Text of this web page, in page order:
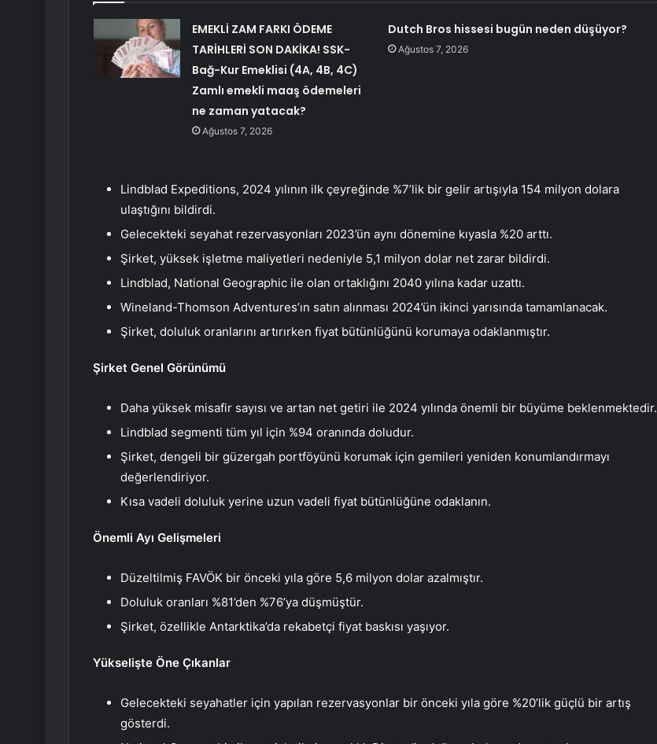
EMEKLİ ZAM FARKI ÖDEME
TARİHLERİ SON DAKİKA! SSK-
Bağ-Kur Emeklisi (4A, 4B, 4C)
Zamlı emekli maaş ödemeleri
ne zaman yatacak?
Ağustos 7, 2026
Dutch Bros hissesi bugün neden düşüyor?
Ağustos 7, 2026
Lindblad Expeditions, 2024 yılının ilk çeyreğinde %7’lik bir gelir artışıyla 154 milyon dolara
ulaştığını bildirdi.
Gelecekteki seyahat rezervasyonları 2023’ün aynı dönemine kıyasla %20 arttı.
Şirket, yüksek işletme maliyetleri nedeniyle 5,1 milyon dolar net zarar bildirdi.
Lindblad, National Geographic ile olan ortaklığını 2040 yılına kadar uzattı.
Wineland-Thomson Adventures’ın satın alınması 2024’ün ikinci yarısında tamamlanacak.
Şirket, doluluk oranlarını artırırken fiyat bütünlüğünü korumaya odaklanmıştır.
Şirket Genel Görünümü
Daha yüksek misafir sayısı ve artan net getiri ile 2024 yılında önemli bir büyüme beklenmektedir.
Lindblad segmenti tüm yıl için %94 oranında doludur.
Şirket, dengeli bir güzergah portföyünü korumak için gemileri yeniden konumlandırmayı
değerlendiriyor.
Kısa vadeli doluluk yerine uzun vadeli fiyat bütünlüğüne odaklanın.
Önemli Ayı Gelişmeleri
Düzeltilmiş FAVÖK bir önceki yıla göre 5,6 milyon dolar azalmıştır.
Doluluk oranları %81’den %76’ya düşmüştür.
Şirket, özellikle Antarktika’da rekabetçi fiyat baskısı yaşıyor.
Yükselişte Öne Çıkanlar
Gelecekteki seyahatler için yapılan rezervasyonlar bir önceki yıla göre %20’lik güçlü bir artış
gösterdi.